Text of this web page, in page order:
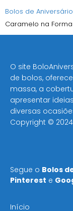
Bolos de Aniversário
Caramelo na Forma
O site
de bolos,
massa, a
apresentar
diversas
Copyright ©
Segue o Bolos
Pinterest e
Início